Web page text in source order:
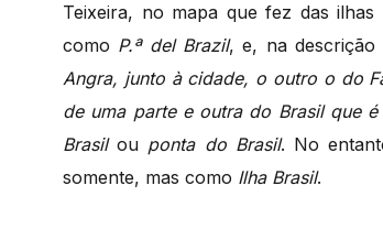
Teixeira, no mapa que fez das
como P.ª del Brazil, e, na descrição
Angra, junto à cidade, o outro o do
de uma parte e outra do Brasil que
Brasilou ponta do Brasil. No
somente, mas como Ilha Brasil.